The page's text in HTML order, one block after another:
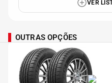
VER
OUTRAS OPÇÕES